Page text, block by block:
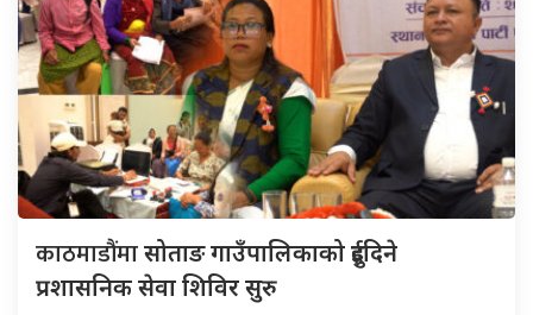
काठमाडौंमासोताङ गाउँपालिकाको दुईदिने
प्रशासनिक सेवा शिविर सुरु